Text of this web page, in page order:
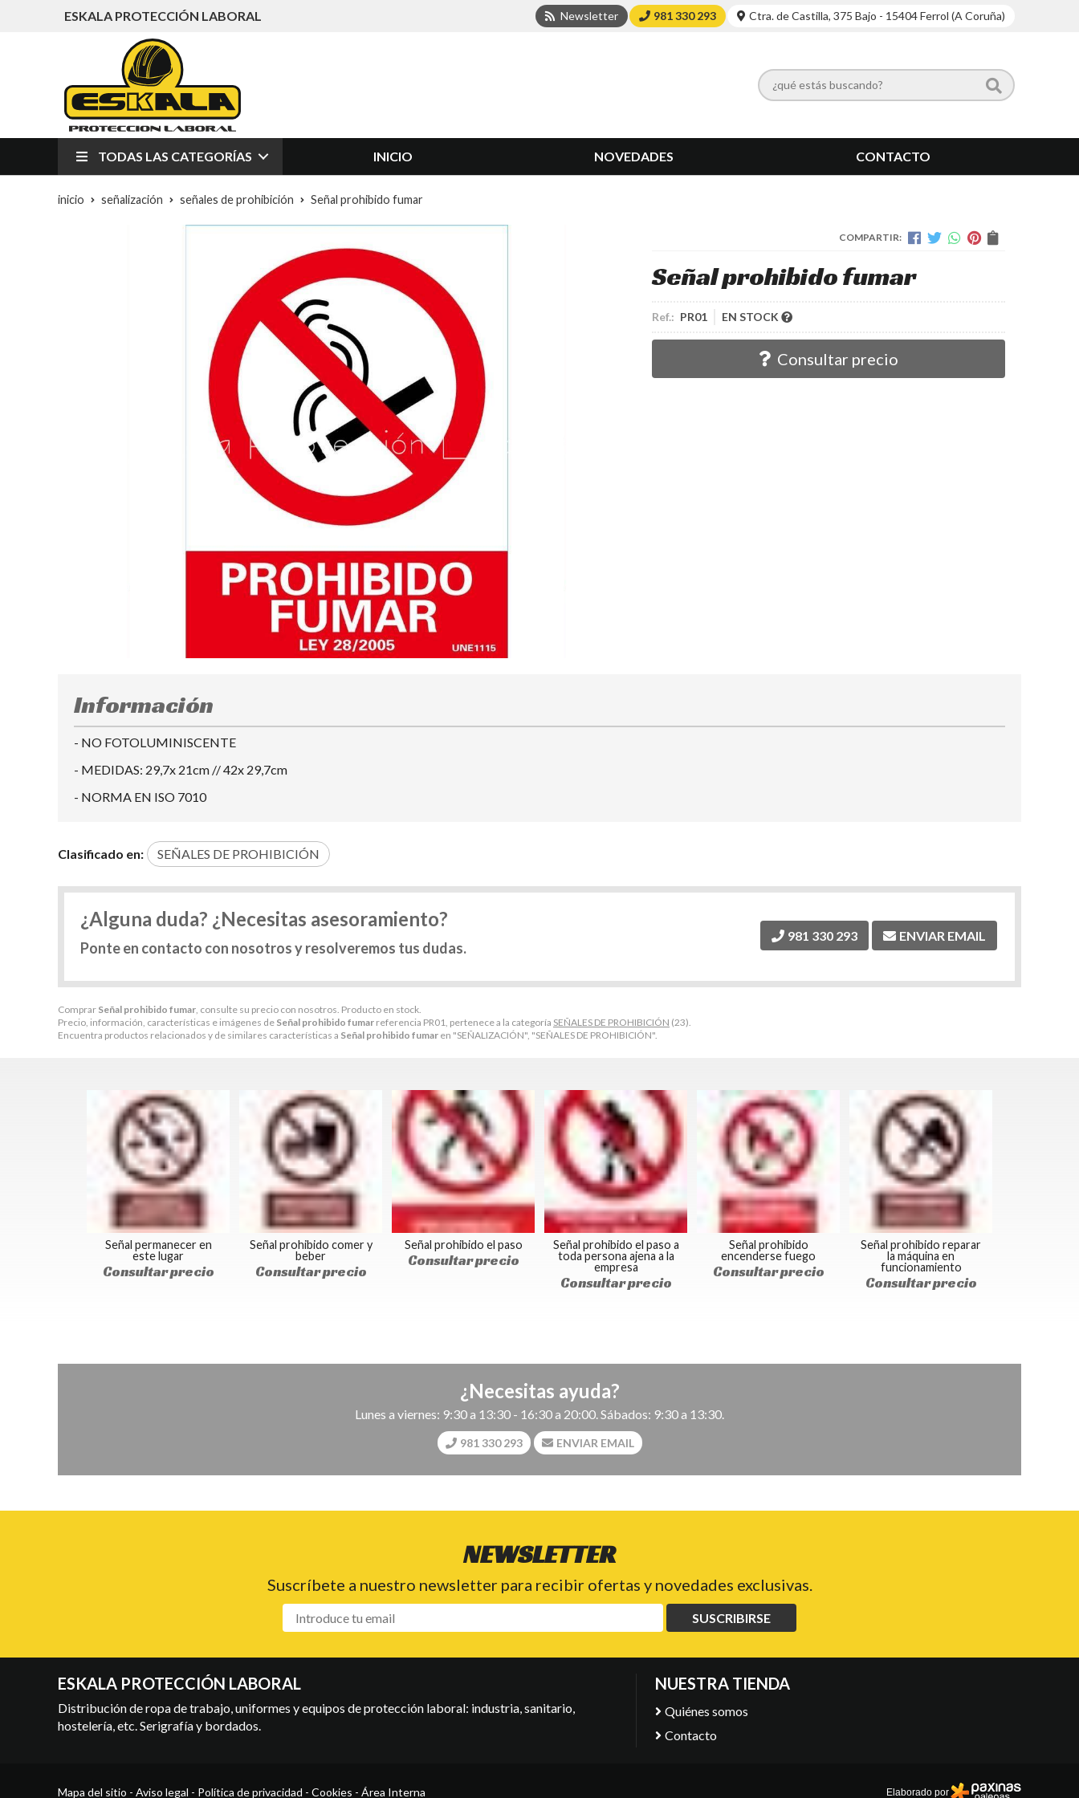
ESKALA PROTECCIÓN LABORAL Newsletter 981 330 293 Ctra. de Castilla, 375 Bajo - 15404 Ferrol (A Coruña)
TODAS LAS CATEGORÍAS INICIO NOVEDADES CONTACTO
inicio señalización señales de prohibición Señal prohibido fumar
COMPARTIR:
Señal prohibido fumar
Ref.: PR01 EN STOCK
Consultar precio
Comprar Señal prohibido fumar, consulte su precio con nosotros. Producto en stock.
Precio, información, características e imágenes de Señal prohibido fumar referencia PR01, pertenece a la categoría SEÑALES DE PROHIBICIÓN (23).
Encuentra productos relacionados y de similares características a Señal prohibido fumar en "SEÑALIZACIÓN", "SEÑALES DE PROHIBICIÓN".
Información
- NO FOTOLUMINISCENTE
- MEDIDAS: 29,7x 21cm // 42x 29,7cm
- NORMA EN ISO 7010
Clasificado en: SEÑALES DE PROHIBICIÓN
¿Alguna duda? ¿Necesitas asesoramiento?
Ponte en contacto con nosotros y resolveremos tus dudas.
981 330 293 ENVIAR EMAIL
Señal permanecer en
este lugar
Consultar precio
Señal prohibido comer y
beber
Consultar precio
Señal prohibido el paso
Consultar precio
Señal prohibido el paso a
toda persona ajena a la
empresa
Consultar precio
Señal prohibido
encenderse fuego
Consultar precio
Señal prohibido reparar
la máquina en
funcionamiento
Consultar precio
¿Necesitas ayuda?
Lunes a viernes: 9:30 a 13:30 - 16:30 a 20:00. Sábados: 9:30 a 13:30.
981 330 293 ENVIAR EMAIL
NEWSLETTER
Suscríbete a nuestro newsletter para recibir ofertas y novedades exclusivas.
SUSCRIBIRSE
ESKALA PROTECCIÓN LABORAL
Distribución de ropa de trabajo, uniformes y equipos de protección laboral: industria, sanitario,
hostelería, etc. Serigrafía y bordados.
NUESTRA TIENDA
Quiénes somos
Contacto
Mapa del sitio - Aviso legal - Política de privacidad - Cookies - Área Interna Elaborado por